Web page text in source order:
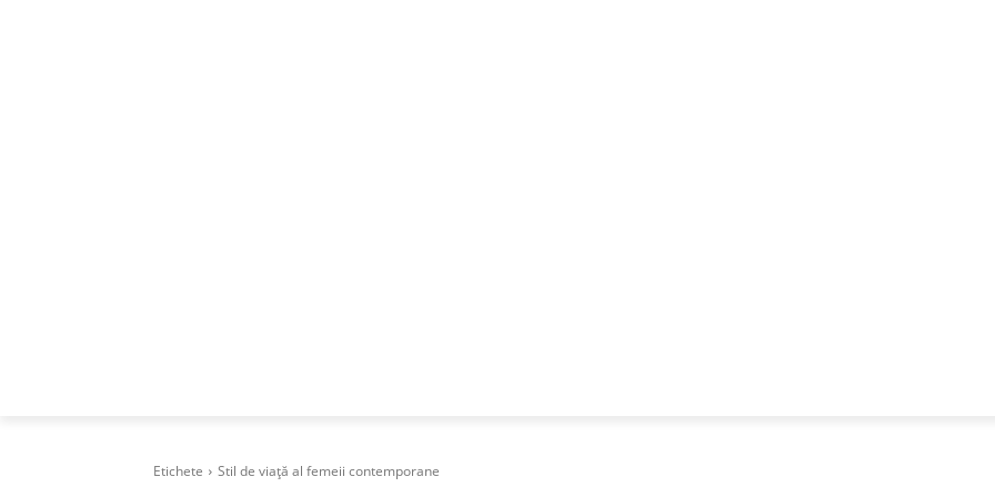
Etichete Stil de viață al femeii contemporane